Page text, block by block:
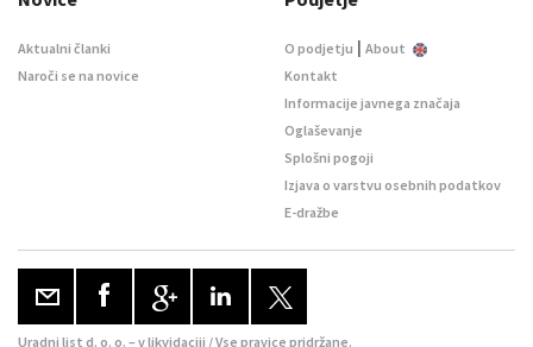
Aktualni članki
Naroči se na novice
O podjetju | About
Kontakt
Informacije javnega značaja
Oglaševanje
Splošni pogoji
Izjava o varstvu osebnih podatkov
E-dražbe
Uradni list d. o. o. – v likvidaciji / Vse pravice pridržane.